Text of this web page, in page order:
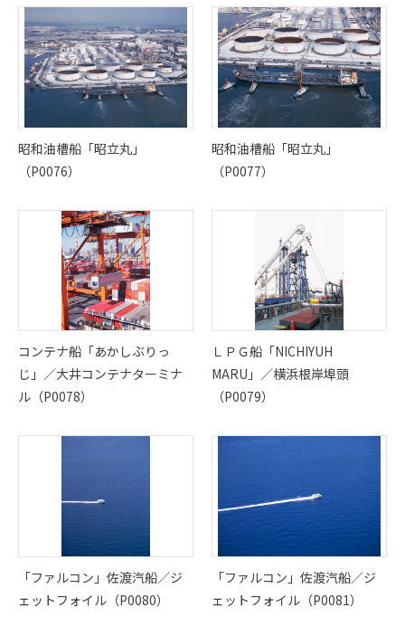
昭和油槽船「昭立丸」
（P0076）
昭和油槽船「昭立丸」
（P0077）
コンテナ船「あかしぶりっ
じ」／大井コンテナターミナ
ル（P0078）
ＬＰＧ船「NICHIYUH
MARU」／横浜根岸埠頭
（P0079）
「ファルコン」佐渡汽船／ジ
ェットフォイル（P0080）
「ファルコン」佐渡汽船／ジ
ェットフォイル（P0081）